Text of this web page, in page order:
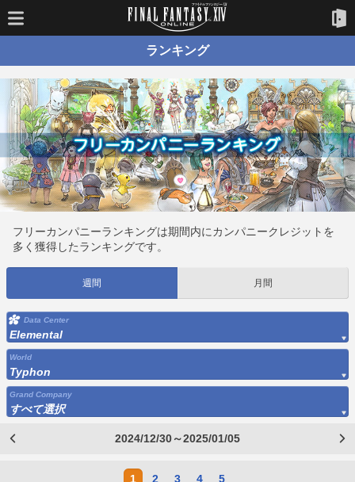
ランキング
フリーカンパニーランキングは期間内にカンパニークレジットを
多く獲得したランキングです。
週間 月間
Data Center
Elemental
World
Typhon
Grand Company
すべて選択
2024/12/30～2025/01/05
1 2 3 4 5